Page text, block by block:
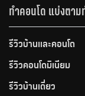
ทำคอนโด แบ่งตาม
รีวิวบ้านและคอนโด
รีวิวคอนโดมิเนียม
รีวิวบ้านเดี่ยว